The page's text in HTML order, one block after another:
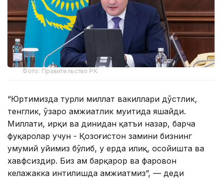
Фото: Правительство РК
“Юртимизда турли миллат вакиллари дўстлик,
тенглик, ўзаро ҳамжиҳатлик муҳитида яшайди.
Миллати, ирқи ва динидан қатъи назар, барча
фуқаролар учун - Қозоғистон замини бизнинг
умумий уйимиз бўлиб, у ерда илиқ, осойишта ва
хавфсиздир. Биз ҳам барқарор ва фаровон
келажакка интилишда ҳамжиҳатмиз”, — деди